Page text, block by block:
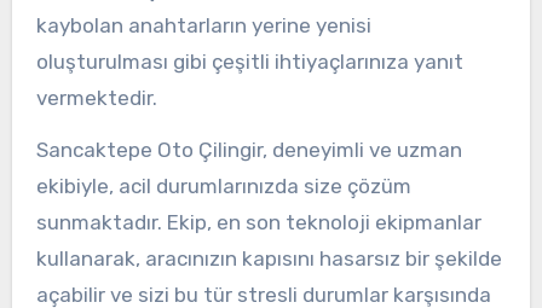
kaybolan anahtarların yerine yenisi
oluşturulması gibi çeşitli ihtiyaçlarınıza yanıt
vermektedir.
Sancaktepe Oto Çilingir, deneyimli ve uzman
ekibiyle, acil durumlarınızda size çözüm
sunmaktadır. Ekip, en son teknoloji ekipmanlar
kullanarak, aracınızın kapısını hasarsız bir şekilde
açabilir ve sizi bu tür stresli durumlar karşısında